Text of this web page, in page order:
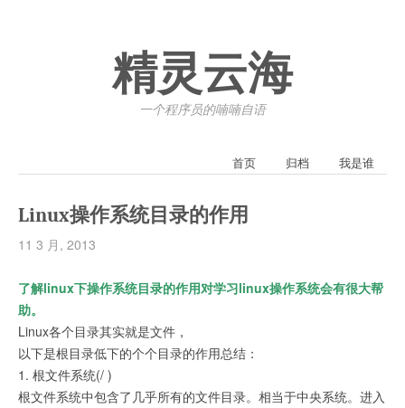
精灵云海
一个程序员的喃喃自语
首页 归档 我是谁
Linux操作系统目录的作用
11 3 月, 2013
了解linux下操作系统目录的作用对学习linux操作系统会有很大帮
助。
Linux各个目录其实就是文件，
以下是根目录低下的个个目录的作用总结：
1. 根文件系统(/ )
根文件系统中包含了几乎所有的文件目录。相当于中央系统。进入